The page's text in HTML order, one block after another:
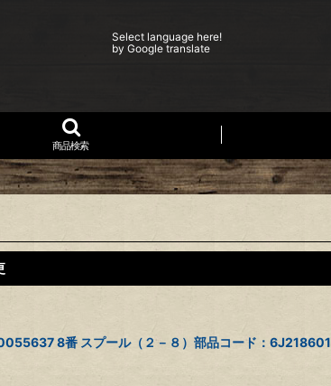
Select language here!
by Google translate
商品検索
8番 スプール（２－８）部品コード：6J218601